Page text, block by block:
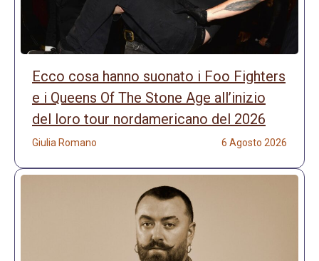
Ecco cosa hanno suonato i Foo Fighters
e i Queens Of The Stone Age all’inizio
del loro tour nordamericano del 2026
Giulia Romano 6 Agosto 2026